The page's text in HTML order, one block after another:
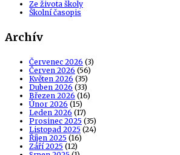
Ze života školy
Školní časopis
Archív
Červenec 2026 (3)
Červen 2026 (56)
Květen 2026 (35)
Duben 2026 (33)
Březen 2026 (16)
Únor 2026 (15)
Leden 2026 (17)
Prosinec 2025 (35)
Listopad 2025 (24)
Říjen 2025 (16)
Září 2025 (12)